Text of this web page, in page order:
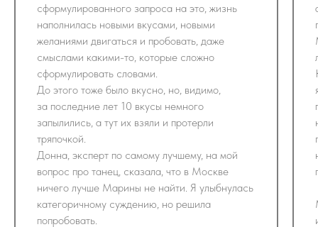
сформулированного запроса на это, жизнь
наполнилась новыми вкусами, новыми
желаниями двигаться и пробовать, даже
смыслами какими-то, которые сложно
сформулировать словами.
До этого тоже было вкусно, но, видимо,
за последние лет 10 вкусы немного
запылились, а тут их взяли и протерли
тряпочкой.
Донна, эксперт по самому лучшему, на мой
вопрос про танец, сказала, что в Москве
ничего лучше Марины не найти. Я улыбнулась
категоричному суждению, но решила
попробовать.